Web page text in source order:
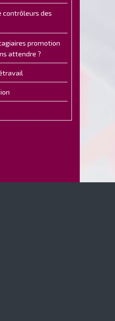
contrôleurs des
promotion
attendre ?